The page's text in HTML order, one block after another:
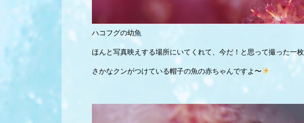
ハコフグの幼魚
ほんと写真映えする場所にいてくれて、今だ！と思って撮った一枚
さかなクンがつけている帽子の魚の赤ちゃんですよ〜